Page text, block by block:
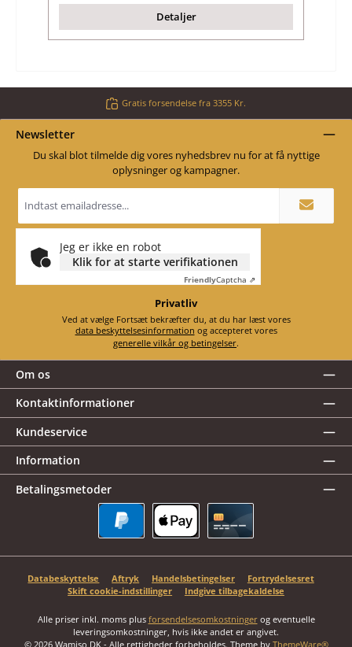
Detaljer
Gratis forsendelse fra 3355 Kr.
Newsletter
Du skal blot tilmelde dig vores nyhedsbrev nu for at få nyttige
oplysninger og kampagner.
Email
adresse
Jeg er ikke en robot
Klik for at starte verifikationen
FriendlyCaptcha ⇗
Privatliv
Ved at vælge Fortsæt bekræfter du, at du har læst vores
data beskyttelsesinformation
og accepteret vores
generelle vilkår og betingelser.
Om os
Kontaktinformationer
Kundeservice
Information
Betalingsmetoder
Databeskyttelse Aftryk Handelsbetingelser
Fortrydelsesret
Skift cookie-indstillinger
Indgive tilbagekaldelse
Alle priser inkl. moms plus forsendelsesomkostningerog eventuelle
leveringsomkostninger, hvis ikke andet er angivet.
© 2026 Wamiso DK - Alle rettigheder forbeholdes. Theme by ThemeWare®